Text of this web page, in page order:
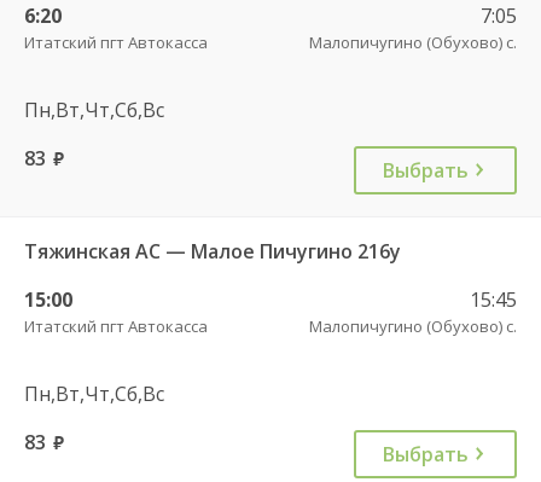
6:20
Итатский пгт Автокасса
7:05
Малопичугино (Обухово) с.
Пн,Вт,Чт,Сб,Вс
83 руб. Выбрать
Тяжинская АС — Малое Пичугино 216у
15:00
Итатский пгт Автокасса
15:45
Малопичугино (Обухово) с.
Пн,Вт,Чт,Сб,Вс
83 руб. Выбрать